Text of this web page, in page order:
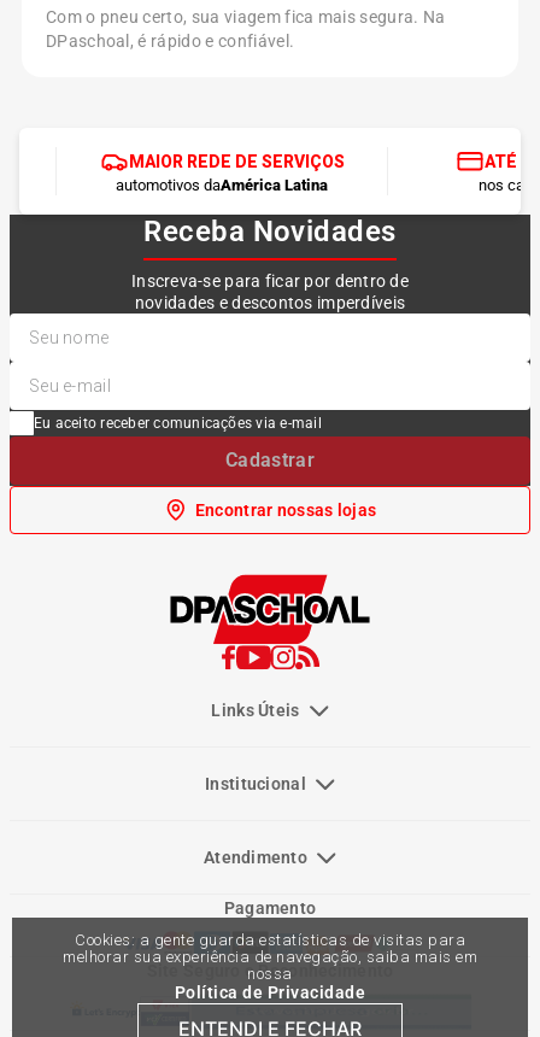
Cookies: a gente guarda estatísticas de visitas para
melhorar sua experiência de navegação, saiba mais em
nossa
Política de Privacidade
ENTENDI E FECHAR
Com o pneu certo, sua viagem fica mais segura. Na
DPaschoal, é rápido e confiável.
MAIOR REDE DE SERVIÇOS
automotivos daAmérica Latina
ATÉ
nos
Receba Novidades
Inscreva-se para ficar por dentro de
novidades e descontos imperdíveis
Eu aceito receber comunicações via e-mail
Cadastrar
Encontrar nossas lojas
Links Úteis
Institucional
Atendimento
Pagamento
Site Seguro e Reconhecimento